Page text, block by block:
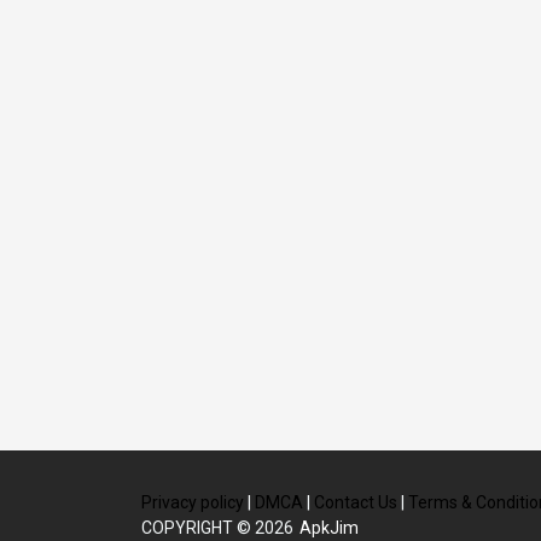
Privacy policy DMCA Contact Us Terms &
COPYRIGHT © 2026 ApkJim